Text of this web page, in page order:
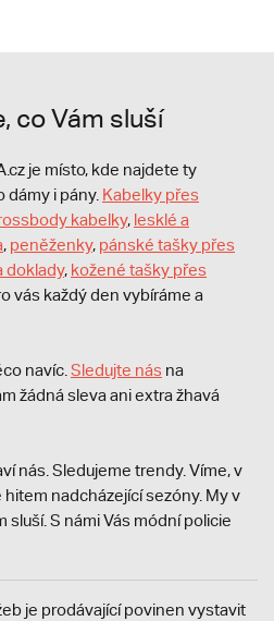
co Vám sluší
je místo, kde najdete ty
i pány. Kabelky přes
kabelky, lesklé a
, peněženky, pánské tašky přes
doklady, kožené tašky přes
vás každý den vybíráme a
navíc. Sledujte nás na
žádná sleva ani extra žhavá
nás. Sledujeme trendy. Víme, v
nadcházející sezóny. My v
sluší. S námi Vás módní policie
je prodávající povinen vystavit